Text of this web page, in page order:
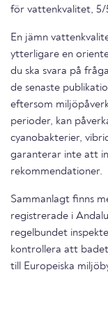
för vattenkvalitet, 5/
En jämn
ytterligare en
du ska svara på
de senaste
eftersom
perioder, kan
cyanobakterier,
garanterar inte att
rekommendationer.
Sammanlagt finns
registrerade i
regelbundet
kontrollera att
till Europeiska